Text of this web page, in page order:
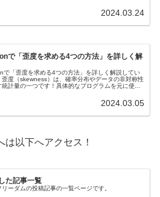
2024.03.24
で「歪度を求める4つの方法」を詳しく解
で「歪度を求める4つの方法」を詳しく解説してい
歪度（skewness）は、確率分布やデータの非対称性
統計量の一つです！具体的なプログラムを元に使い
2024.03.05
は以下へアクセス！
た記事一覧
リーダムの投稿記事の一覧ページです。